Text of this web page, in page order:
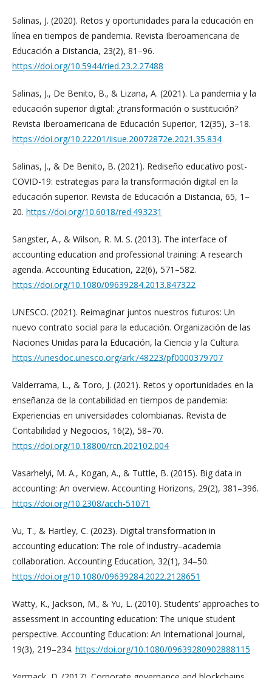
Salinas, J. (2020). Retos y oportunidades para la educación en
línea en tiempos de pandemia. Revista Iberoamericana de
Educación a Distancia, 23(2), 81–96.
https://doi.org/10.5944/ried.23.2.27488
Salinas, J., De Benito, B., & Lizana, A. (2021). La pandemia y la
educación superior digital: ¿transformación o sustitución?
Revista Iberoamericana de Educación Superior, 12(35), 3–18.
https://doi.org/10.22201/iisue.20072872e.2021.35.834
Salinas, J., & De Benito, B. (2021). Rediseño educativo post-
COVID-19: estrategias para la transformación digital en la
educación superior. Revista de Educación a Distancia, 65, 1–
20. https://doi.org/10.6018/red.493231
Sangster, A., & Wilson, R. M. S. (2013). The interface of
accounting education and professional training: A research
agenda. Accounting Education, 22(6), 571–582.
https://doi.org/10.1080/09639284.2013.847322
UNESCO. (2021). Reimaginar juntos nuestros futuros: Un
nuevo contrato social para la educación. Organización de las
Naciones Unidas para la Educación, la Ciencia y la Cultura.
https://unesdoc.unesco.org/ark:/48223/pf0000379707
Valderrama, L., & Toro, J. (2021). Retos y oportunidades en la
enseñanza de la contabilidad en tiempos de pandemia:
Experiencias en universidades colombianas. Revista de
Contabilidad y Negocios, 16(2), 58–70.
https://doi.org/10.18800/rcn.202102.004
Vasarhelyi, M. A., Kogan, A., & Tuttle, B. (2015). Big data in
accounting: An overview. Accounting Horizons, 29(2), 381–396.
https://doi.org/10.2308/acch-51071
Vu, T., & Hartley, C. (2023). Digital transformation in
accounting education: The role of industry–academia
collaboration. Accounting Education, 32(1), 34–50.
https://doi.org/10.1080/09639284.2022.2128651
Watty, K., Jackson, M., & Yu, L. (2010). Students’ approaches to
assessment in accounting education: The unique student
perspective. Accounting Education: An International Journal,
19(3), 219–234. https://doi.org/10.1080/09639280902888115